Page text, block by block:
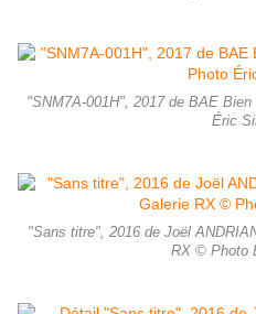
"SNM7A-001H", 2017 de BAE
Éric
"Sans titre", 2016 de Joël
RX © Photo